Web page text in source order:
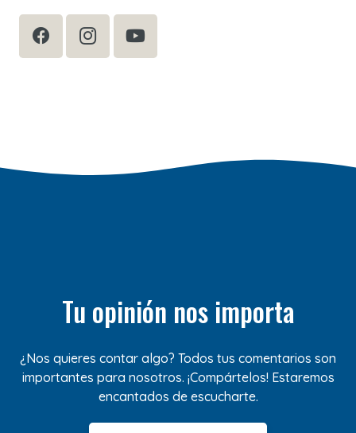
Tu opinión nos importa
¿Nos quieres contar algo? Todos tus comentarios son
importantes para nosotros. ¡Compártelos! Estaremos
encantados de escucharte.